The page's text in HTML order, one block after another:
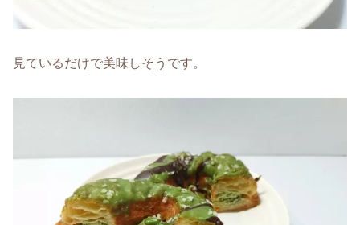
見ているだけで美味しそうです。